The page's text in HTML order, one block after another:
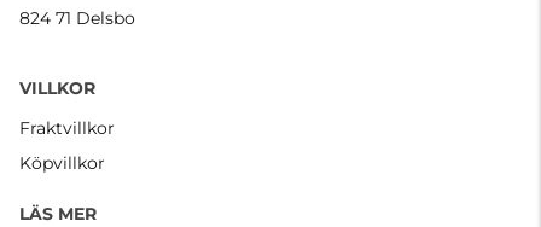
824 71 Delsbo
VILLKOR
Fraktvillkor
Köpvillkor
LÄS MER